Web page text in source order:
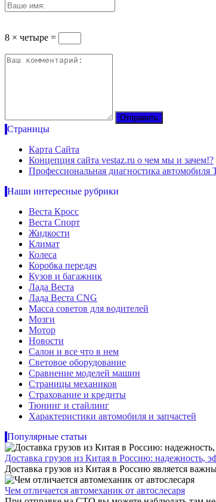
8 × четыре =
Страницы
Карта Сайта
Концепция сайта vestaz.ru о чем мы и зачем!?
Профессиональная диагностика автомобиля
Наши интересные рубрики
Веста Кросс
Веста Спорт
Жидкости
Климат
Колеса
Коробка передач
Кузов и багажник
Лада Веста
Лада Веста CNG
Масса советов для водителей
Мозги
Мотор
Новости
Салон и все что в нем
Световое оборудование
Сравнение моделей машин
Страницы механиков
Страхование и кредиты
Тюнинг и стайлинг
Характеристики автомобиля и запчастей
Популярные статьи
Доставка грузов из Китая в Россию: надежность,
Доставка грузов из Китая в Россию является
Чем отличается автомеханик от автослесаря